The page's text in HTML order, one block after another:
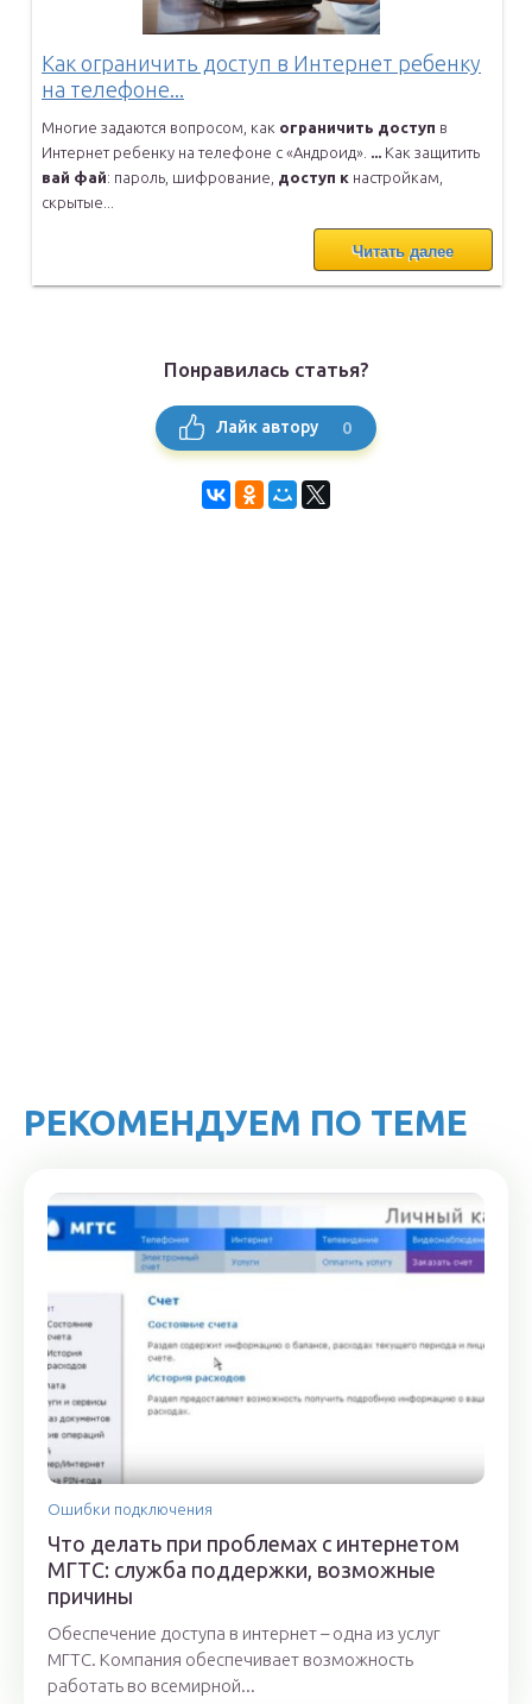
Как ограничить доступ в Интернет ребенку
на телефоне...
Многие задаются вопросом, как ограничить доступ в
Интернет ребенку на телефоне с «Андроид».
Как защитить
вай фай: пароль, шифрование, доступ к настройкам,
скрытые...
Читать далее
Понравилась статья?
Лайк автору 0
РЕКОМЕНДУЕМ ПО ТЕМЕ
Ошибки подключения
Что делать при проблемах с интернетом
МГТС: служба поддержки, возможные
причины
Обеспечение доступа в интернет – одна из услуг
МГТС. Компания обеспечивает возможность
работать во всемирной...